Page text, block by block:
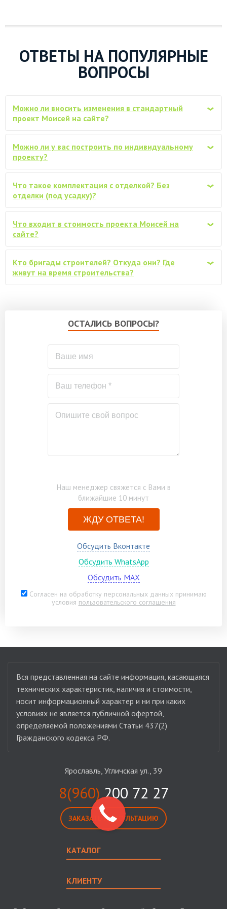
уплотнителем, ..)
Docke
от 30000
Снегозадержатели трубчатые, комплект
Замена материала естественной
влажности на материал камерной сушки
Обработка всего каркаса
огнебиозащитным антисептиком
от 70600
снаружи, защитным ср-вом VERES
(аналоги), в один слой
от 56700
Бытовка каркасно-щитовая 3х2м
фасадную отделку
ОТВЕТЫ НА ПОПУЛЯРНЫЕ
ВОПРОСЫ
‹
Можно ли вносить изменения в стандартный
проект Моисей на сайте?
‹
Можно ли у вас построить по индивидуальному
проекту?
‹
Что такое комплектация с отделкой? Без
отделки (под усадку)?
‹
Что входит в стоимость проекта Моисей на
сайте?
‹
Кто бригады строителей? Откуда они? Где
живут на время строительства?
ОСТАЛИСЬ ВОПРОСЫ?
Наш менеджер свяжется с Вами в
ближайшие 10 минут
ЖДУ ОТВЕТА!
Обсудить Вконтакте
Обсудить WhatsApp
Обсудить MAX
Согласен на обработку персональных данных принимаю
условия пользовательского соглашения
Вся представленная на сайте информация, касающаяся
технических характеристик, наличия и стоимости,
носит информационный характер и ни при каких
условиях не является публичной офертой,
определяемой положениями Статьи 437(2)
Гражданского кодекса РФ.
Ярославль, Угличская ул., 39
8(960) 200 72 27
ЗАКАЗАТЬ КОНСУЛЬТАЦИЮ
КАТАЛОГ
КЛИЕНТУ